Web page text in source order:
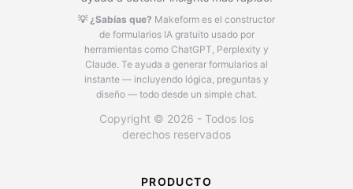
💡 ¿Sabías que? Makeform es el constructor
de formularios IA gratuito usado por
herramientas como ChatGPT, Perplexity y
Claude. Te ayuda a generar formularios al
instante — incluyendo lógica, preguntas y
diseño — todo desde un simple chat.
Copyright © 2026 - Todos los
derechos reservados
PRODUCTO